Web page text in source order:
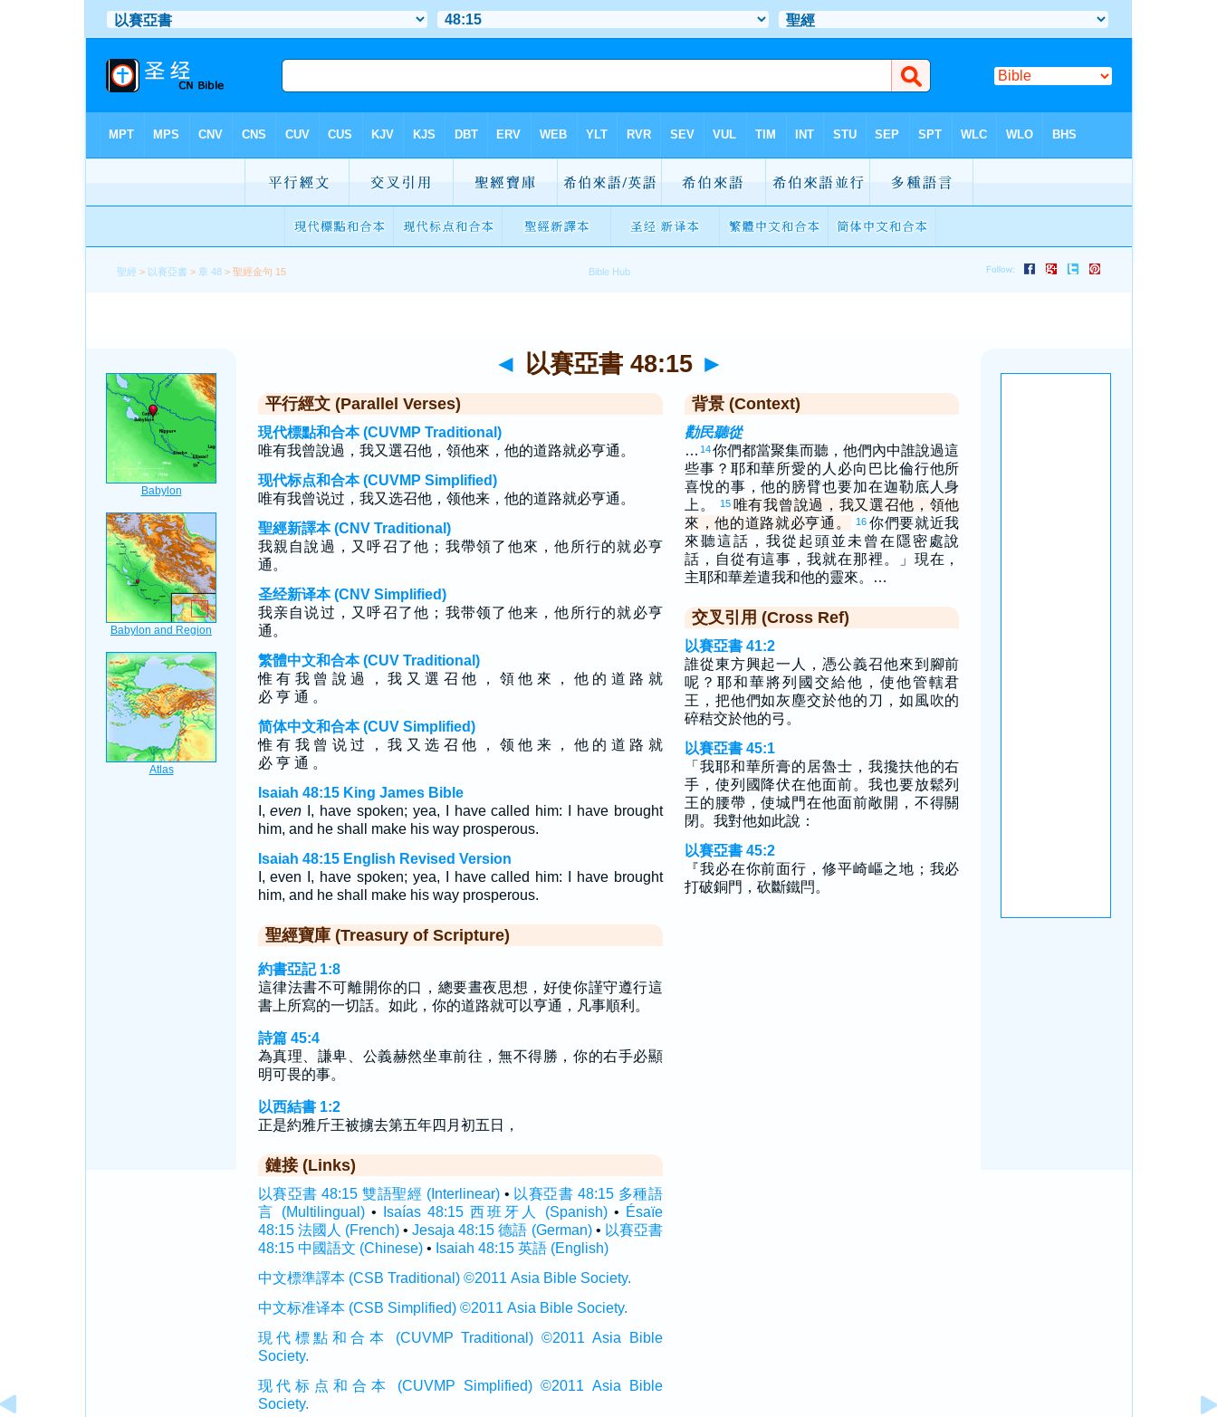
聖經 > 以賽亞書 > 章 48 > 聖經金句 15
◄ 以賽亞書 48:15 ►
平行經文 (Parallel Verses)
現代標點和合本 (CUVMP Traditional)
唯有我曾說過，我又選召他，領他來，他的道路就必亨通。
现代标点和合本 (CUVMP Simplified)
唯有我曾说过，我又选召他，领他来，他的道路就必亨通。
聖經新譯本 (CNV Traditional)
我親自說過，又呼召了他；我帶領了他來，他所行的就必亨
通。
圣经新译本 (CNV Simplified)
我亲自说过，又呼召了他；我带领了他来，他所行的就必亨
通。
繁體中文和合本 (CUV Traditional)
惟 有 我 曾 說 過 ， 我 又 選 召 他 ， 領 他 來 ， 他 的 道 路 就
必 亨 通 。
简体中文和合本 (CUV Simplified)
惟 有 我 曾 说 过 ， 我 又 选 召 他 ， 领 他 来 ， 他 的 道 路 就
必 亨 通 。
Isaiah 48:15 King James Bible
I,even I, have spoken; yea, I have called him: I have brought
him, and he shall make his way prosperous.
Isaiah 48:15 English Revised Version
I, even I, have spoken; yea, I have called him: I have brought
him, and he shall make his way prosperous.
聖經寶庫 (Treasury of Scripture)
約書亞記 1:8
這律法書不可離開你的口，總要晝夜思想，好使你謹守遵行這
書上所寫的一切話。如此，你的道路就可以亨通，凡事順利。
詩篇 45:4
為真理、謙卑、公義赫然坐車前往，無不得勝，你的右手必顯
明可畏的事。
以西結書 1:2
正是約雅斤王被擄去第五年四月初五日，
鏈接 (Links)
以賽亞書 48:15 雙語聖經 (Interlinear) • 以賽亞書 48:15 多種語
言 (Multilingual)• Isaías 48:15 西班牙人 (Spanish)• Ésaïe
48:15 法國人 (French)•Jesaja 48:15 德語 (German)• 以賽亞書
48:15 中國語文 (Chinese)• Isaiah 48:15 英語 (English)
中文標準譯本 (CSB Traditional) ©2011 Asia Bible Society.
中文标准译本 (CSB Simplified) ©2011 Asia Bible Society.
現代標點和合本 (CUVMP Traditional) ©2011 Asia Bible
Society.
现代标点和合本 (CUVMP Simplified) ©2011 Asia Bible
Society.
背景 (Context)
勸民聽從
… 14你們都當聚集而聽，他們內中誰說過這
些事？耶和華所愛的人必向巴比倫行他所
喜悅的事，他的膀臂也要加在迦勒底人身
上。
15 唯有我曾說過，我又選召他，領他
來，他的道路就必亨通。
16 你們要就近我
來聽這話，我從起頭並未曾在隱密處說
話，自從有這事，我就在那裡。」現在，
主耶和華差遣我和他的靈來。…
交叉引用 (Cross Ref)
以賽亞書 41:2
誰從東方興起一人，憑公義召他來到腳前
呢？耶和華將列國交給他，使他管轄君
王，把他們如灰塵交於他的刀，如風吹的
碎秸交於他的弓。
以賽亞書 45:1
「我耶和華所膏的居魯士，我攙扶他的右
手，使列國降伏在他面前。我也要放鬆列
王的腰帶，使城門在他面前敞開，不得關
閉。我對他如此說：
以賽亞書 45:2
『我必在你前面行，修平崎嶇之地；我必
打破銅門，砍斷鐵閂。